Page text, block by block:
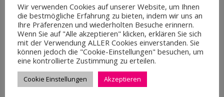
EVENTS
ERSTE PINK DISCO NIGHT IM „ALTENBACH“
IN VADUZ
22.03.2023
Wir verwenden Cookies auf unserer Website, um Ihnen
die bestmögliche Erfahrung zu bieten, indem wir uns an
Ihre Präferenzen und wiederholten Besuche erinnern.
Wenn Sie auf "Alle akzeptieren" klicken, erklären Sie sich
mit der Verwendung ALLER Cookies einverstanden. Sie
können jedoch die "Cookie-Einstellungen" besuchen, um
eine kontrollierte Zustimmung zu erteilen.
Cookie Einstellungen Akzeptieren